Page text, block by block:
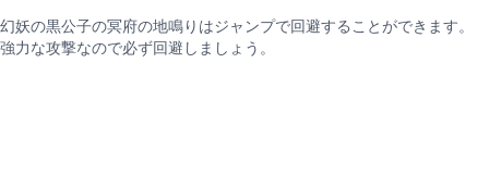
幻妖の黒公子の冥府の地鳴りはジャンプで回避することができます。
強力な攻撃なので必ず回避しましょう。